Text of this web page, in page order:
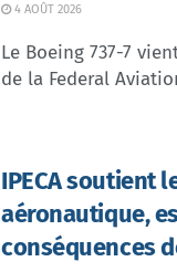
4 AOÛT 2026
Le Boeing 737-7
de la Federal
IPECA soutient
aéronautique,
conséquences